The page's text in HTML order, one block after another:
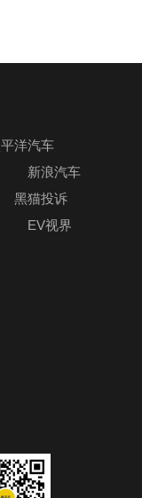
洋汽车
新浪汽车
黑猫投诉
EV视界